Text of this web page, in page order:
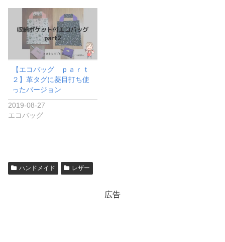
【エコバッグ ｐａｒｔ
２】革タグに菱目打ち使
ったバージョン
2019-08-27
エコバッグ
ハンドメイド レザー
広告